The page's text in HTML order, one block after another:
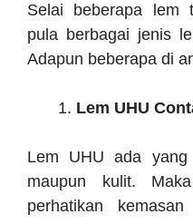
Selai beberapa lem
pula berbagai jenis
Adapun beberapa di
Lem UHU
Lem UHU ada yang
maupun kulit.
perhatikan